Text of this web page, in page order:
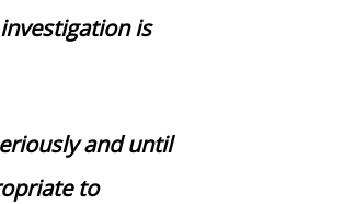
is
and until
to